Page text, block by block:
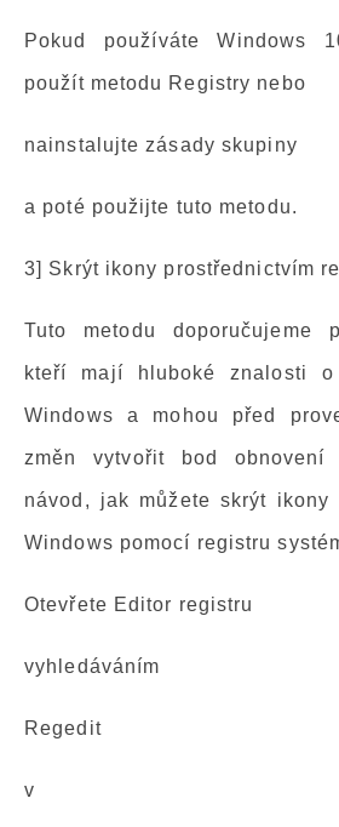
Pokud používáte Windows
použít metodu Registry nebo
nainstalujte zásady skupiny
a poté použijte tuto metodu.
3] Skrýt ikony prostřednictvím
Tuto metodu doporučujeme
kteří mají hluboké znalosti o
Windows a mohou před
změn vytvořit bod
návod, jak můžete skrýt ikony
Windows pomocí registru
Otevřete Editor registru
vyhledáváním
Regedit
v